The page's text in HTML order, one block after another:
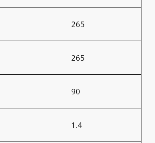
265
265
90
1.4